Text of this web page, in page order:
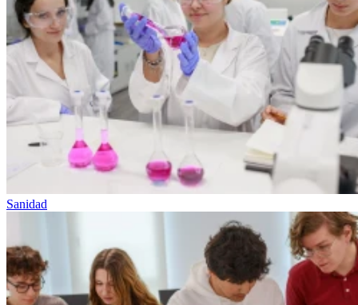
Sanidad